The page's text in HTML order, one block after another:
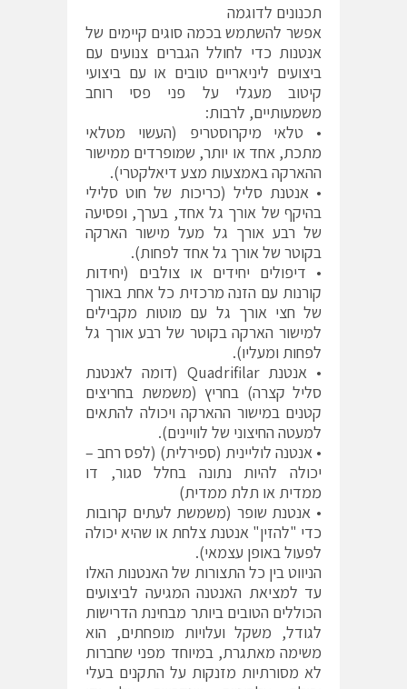
תכנונים לדוגמה
אפשר להשתמש בכמה סוגים קיימים של
אנטנות כדי לחולל הגברים צנועים עם
ביצועים ליניאריים טובים או עם ביצועי
קיטוב מעגלי על פני פסי רוחב
משמעותיים, לרבות:
• טלאי מיקרוסטריפ (העשוי מטלאי
מתכת, אחד או יותר, שמופרדים ממישור
ההארקה באמצעות מצע דיאלקטרי).
• אנטנת סליל (כריכות של חוט סלילי
בהיקף של אורך גל אחד, בערך, ופסיעה
של רבע אורך גל מעל מישור הארקה
בקוטר של אורך גל אחד לפחות).
• דיפולים יחידים או צולבים (יחידות
קורנות עם הזנה מרכזית כל אחת באורך
של חצי אורך גל עם מוטות מקבילים
למישור הארקה בקוטר של רבע אורך גל
לפחות ומעליו).
• אנטנת Quadrifilar (דומה לאנטנת
סליל קצרה) בחריץ (משמשת בחריצים
קטנים במישור ההארקה ויכולה להתאים
למעטה החיצוני של לוויינים).
• אנטנה לוליינית (ספירלית) (לפס רחב –
יכולה להיות נתונה בחלל סגור, דו
ממדית או תלת ממדית)
• אנטנת שופר (משמשת לעתים קרובות
כדי "להזין" אנטנת צלחת או שהיא יכולה
לפעול באופן עצמאי).
הניווט בין כל התצורות של האנטנות האלו
עד למציאת האנטנה המגיעה לביצועים
הכוללים הטובים ביותר מבחינת הדרישות
לגודל, משקל ועלויות מופחתים, הוא
משימה מאתגרת, במיוחד מפני שחברות
לא מסורתיות מזנקות על התקנים בעלי